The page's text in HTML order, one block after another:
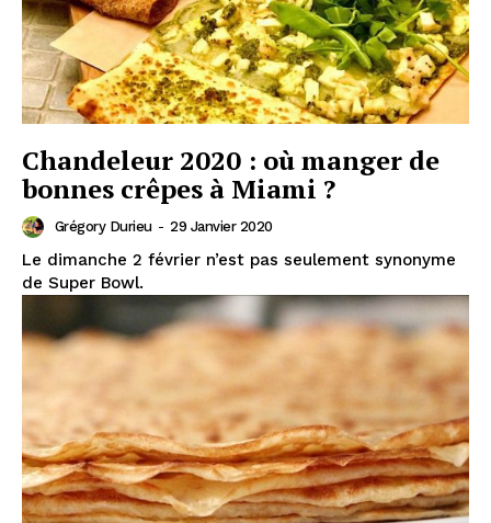
Chandeleur 2020 : où manger de
bonnes crêpes à Miami ?
Grégory Durieu - 29 Janvier 2020
Le dimanche 2 février n’est pas seulement synonyme
de Super Bowl.